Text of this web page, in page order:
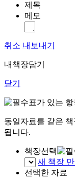
제목
메모
취소 내보내기
내책장담기
닫기
표가 있는
동일자료를 같은
됩니다.
책장선택
새 책장
선택한 자료